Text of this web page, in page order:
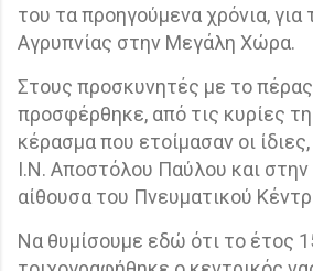
του τα προηγούμενα χρόνια, για
Αγρυπνίας στην Μεγάλη Χώρα.
Στους προσκυνητές με το
προσφέρθηκε, από τις κυρίες
κέρασμα που ετοίμασαν οι
Ι.Ν. Αποστόλου Παύλου και
αίθουσα του Πνευματικού
Να θυμίσουμε εδώ ότι το έτος